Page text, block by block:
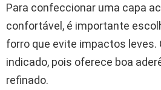
Para confeccionar uma capa
confortável, é importante
forro que evite impactos leves.
indicado, pois oferece boa
refinado.